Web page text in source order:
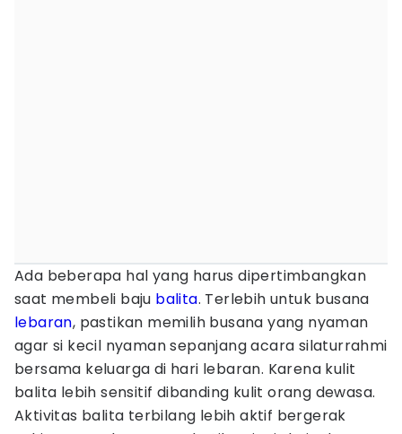
Ada beberapa hal yang harus dipertimbangkan
saat membeli baju balita. Terlebih untuk busana
lebaran, pastikan memilih busana yang nyaman
agar si kecil nyaman sepanjang acara silaturrahmi
bersama keluarga di hari lebaran. Karena kulit
balita lebih sensitif dibanding kulit orang dewasa.
Aktivitas balita terbilang lebih aktif bergerak